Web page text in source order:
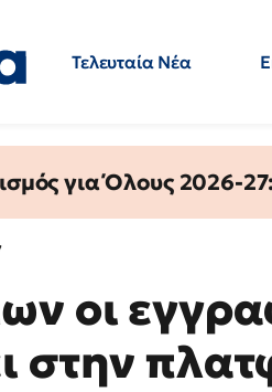
Τελευταία Νέα
για Όλους 2026-
οι
στην